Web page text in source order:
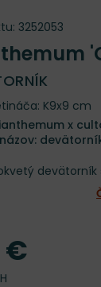
3252053
K9x9 cm
x
€